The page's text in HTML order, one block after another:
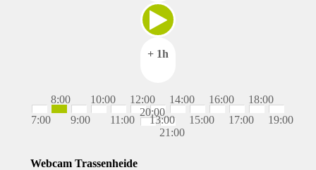
+ 1h
7:00
8:00
9:00
10:00
11:00
12:00
13:00
14:00
15:00
16:00
17:00
18:00
19:00
20:00
21:00
Webcam Trassenheide